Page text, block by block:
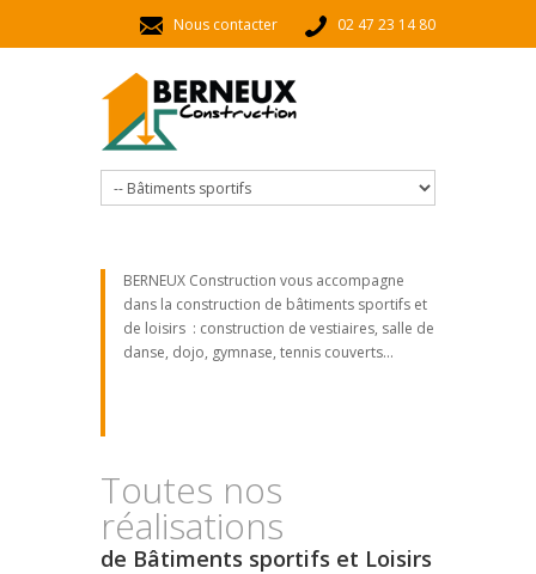
Nous contacter 02 47 23 14 80
BERNEUX Construction vous accompagne
dans la construction de bâtiments sportifs et
de loisirs : construction de vestiaires, salle de
danse, dojo, gymnase, tennis couverts...
Toutes nos
réalisations
de Bâtiments sportifs et Loisirs